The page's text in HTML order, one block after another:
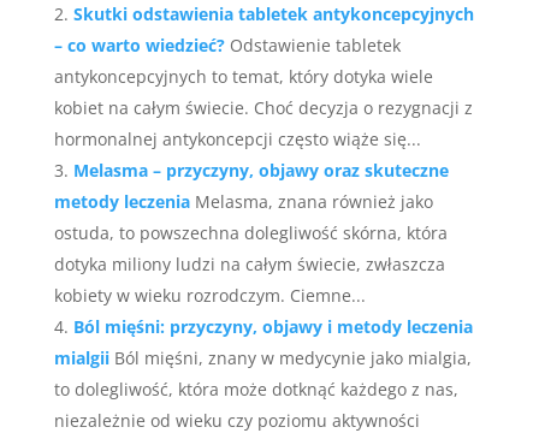
Skutki odstawienia tabletek antykoncepcyjnych
– co warto wiedzieć? Odstawienie tabletek
antykoncepcyjnych to temat, który dotyka wiele
kobiet na całym świecie. Choć decyzja o rezygnacji z
hormonalnej antykoncepcji często wiąże się...
Melasma – przyczyny, objawy oraz skuteczne
metody leczenia Melasma, znana również jako
ostuda, to powszechna dolegliwość skórna, która
dotyka miliony ludzi na całym świecie, zwłaszcza
kobiety w wieku rozrodczym. Ciemne...
Ból mięśni: przyczyny, objawy i metody leczenia
mialgii Ból mięśni, znany w medycynie jako mialgia,
to dolegliwość, która może dotknąć każdego z nas,
niezależnie od wieku czy poziomu aktywności